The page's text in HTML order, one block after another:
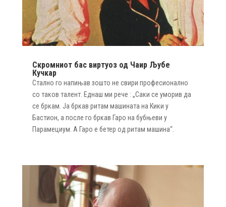
Скромниот бас виртуоз од Чаир Љубе
Кучкар
Стално го напињав зошто не свири професионално
со таков талент. Еднаш ми рече : „Саки се уморив да
се бркам. Ја бркав ритам машината на Кики у
Бастион, а после го бркав Гаро на бубњеви у
Парамециум. А Гаро е бетер од ритам машина“.